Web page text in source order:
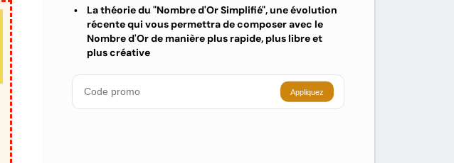
La théorie du "Nombre d'Or Simplifié", une évolution
récente qui vous permettra de composer avec le
Nombre d'Or de manière plus rapide, plus libre et
plus créative
Appliquez